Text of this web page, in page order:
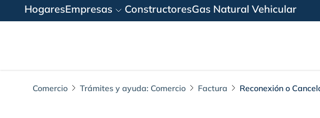
HogaresEmpresas ConstructoresGas Natural Vehicular
Comercio Trámites y ayuda: Comercio Factura Reconexión o